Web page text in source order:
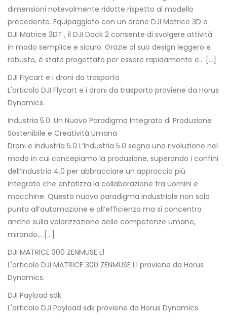
dimensioni notevolmente ridotte rispetto al modello
precedente. Equipaggiato con un drone DJI Matrice 3D o
DJI Matrice 3DT , il DJI Dock 2 consente di svolgere attività
in modo semplice e sicuro. Grazie al suo design leggero e
robusto, è stato progettato per essere rapidamente e… […]
DJI Flycart e i droni da trasporto
L'articolo DJI Flycart e i droni da trasporto proviene da Horus
Dynamics.
Industria 5.0: Un Nuovo Paradigma Integrato di Produzione
Sostenibile e Creatività Umana
Droni e industria 5.0 L’Industria 5.0 segna una rivoluzione nel
modo in cui concepiamo la produzione, superando i confini
dell’Industria 4.0 per abbracciare un approccio più
integrato che enfatizza la collaborazione tra uomini e
macchine. Questo nuovo paradigma industriale non solo
punta all’automazione e all’efficienza ma si concentra
anche sulla valorizzazione delle competenze umane,
mirando… […]
DJI MATRICE 300 ZENMUSE L1
L'articolo DJI MATRICE 300 ZENMUSE L1 proviene da Horus
Dynamics.
DJI Payload sdk
L'articolo DJI Payload sdk proviene da Horus Dynamics.